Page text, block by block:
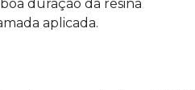
duração da resina
aplicada.